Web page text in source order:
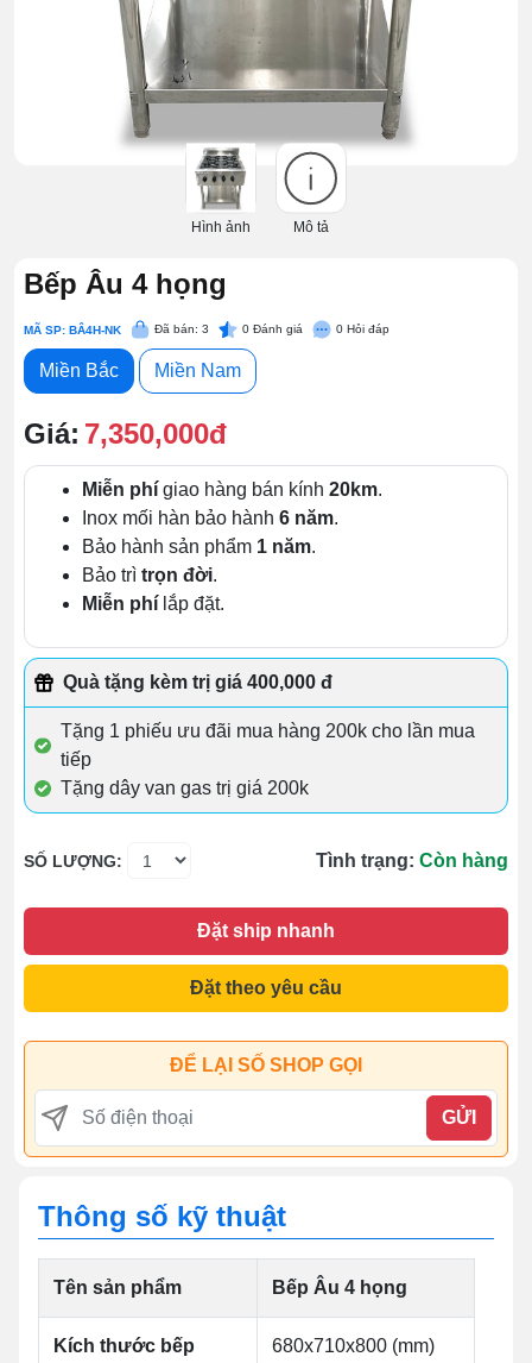
Hình ảnh Mô tả
Bếp Âu 4 họng
MÃ SP: BÂ4H-NK Đã bán: 3 0 Đánh giá 0 Hỏi đáp
Miền Bắc Miền Nam
Giá: 7,350,000đ
Miễn phí giao hàng bán kính 20km.
Inox mối hàn bảo hành 6 năm.
Bảo hành sản phẩm 1 năm.
Bảo trì trọn đời.
Miễn phí lắp đặt.
Quà tặng kèm trị giá 400,000 đ
Tặng 1 phiếu ưu đãi mua hàng 200k cho lần mua
tiếp
Tặng dây van gas trị giá 200k
SỐ LƯỢNG: Tình trạng: Còn hàng
Đặt ship nhanh
Đặt theo yêu cầu
ĐỂ LẠI SỐ SHOP GỌI
GỬI
Thông số kỹ thuật
Tên sản phẩm Bếp Âu 4 họng
Kích thước bếp 680x710x800 (mm)